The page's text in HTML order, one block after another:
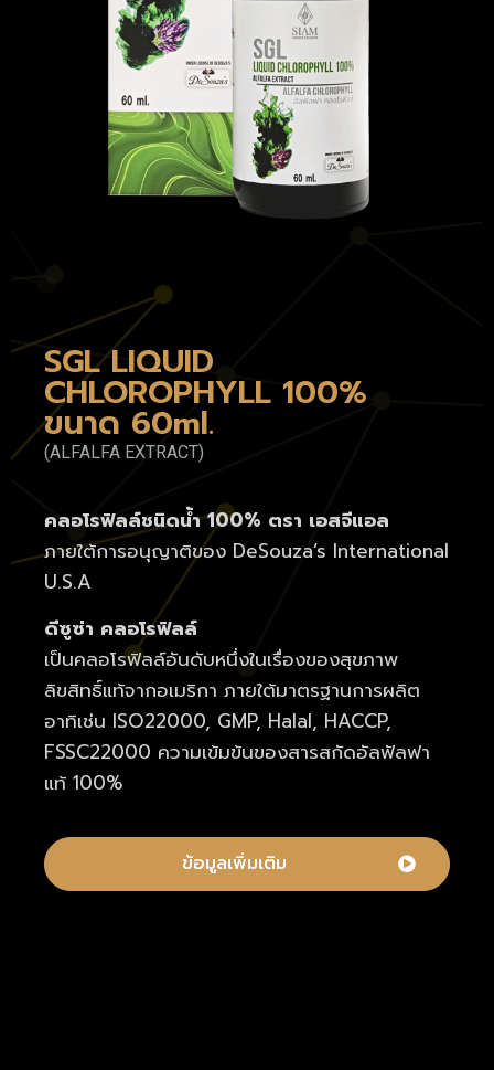
SGL LIQUID
CHLOROPHYLL 100%
ขนาด 60ml.
(ALFALFA EXTRACT)
คลอโรฟิลล์ชนิดน้ำ 100% ตรา เอสจีแอล
ภายใต้การอนุญาติของ DeSouza’s International
U.S.A
ดีซูซ่า คลอโรฟิลล์
เป็นคลอโรฟิลล์อันดับหนึ่งในเรื่องของสุขภาพ
ลิขสิทธิ์แท้จากอเมริกา ภายใต้มาตรฐานการผลิต
อาทิเช่น ISO22000, GMP, Halal, HACCP,
FSSC22000 ความเข้มข้นของสารสกัดอัลฟัลฟา
แท้ 100%
ข้อมูลเพิ่มเติม